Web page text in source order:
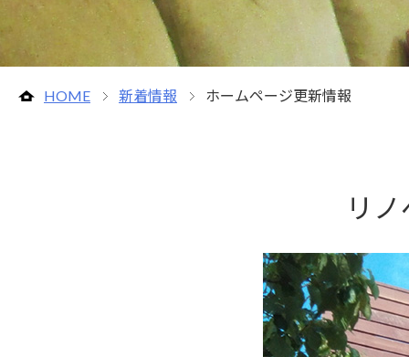
HOME 新着情報 ホームページ更新情報
リ